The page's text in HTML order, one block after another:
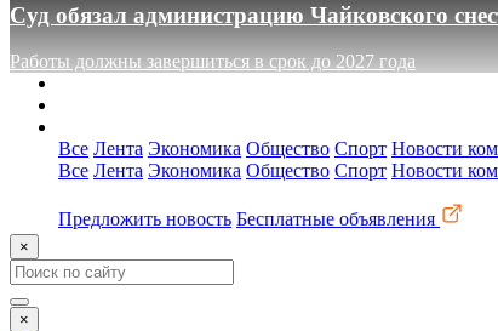
Суд обязал администрацию Чайковского
Работы должны завершиться в срок до 2027 года
Все Лента Экономика Общество Спорт Новости
Все Лента Экономика Общество Спорт Новости
Предложить новость Бесплатные объявления
×
×